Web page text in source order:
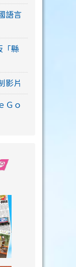
語言
「縣
影片
Ｇｏ